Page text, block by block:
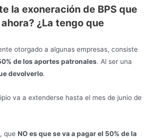
la exoneración de BPS que
¿La tengo que
otorgado a algunas empresas, consiste
de los aportes patronales. Al ser una
devolverlo.
va a extenderse hasta el mes de junio de
que NO es que se va a pagar el 50% de la